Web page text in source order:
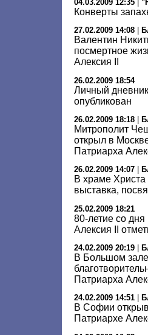
04.03.2009 12:35
Конверты
27.02.2009 14:08
Валентин
посмертное
Алексия II
26.02.2009 18:54
Личный
опубликован
26.02.2009 18:18
Митрополит
открыл в
Патриарха
26.02.2009 14:07
В храме Христа
выставка,
25.02.2009 18:21
80-летие со
Алексия II
24.02.2009 20:19
В Большом зале
Патриарха
24.02.2009 14:51
В Софии
Патриархе